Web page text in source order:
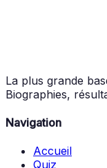
La plus grande
Biographies,
Navigation
Accueil
Quiz